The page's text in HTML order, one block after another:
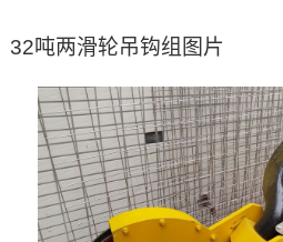
32吨两滑轮吊钩组图片